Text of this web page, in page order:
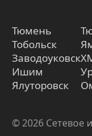
Тюмень
Тобольск
Заводоуковск
Ишим
Ялуторовск
© 2026 Сетевое